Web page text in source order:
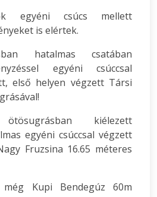
egyéni csúcs mellett
is elértek.
hatalmas csatában
egyéni csúccsal
első helyen végzett Társi
kiélezett
egyéni csúccsal végzett
Fruzsina 16.65 méteres
Kupi Bendegúz 60m